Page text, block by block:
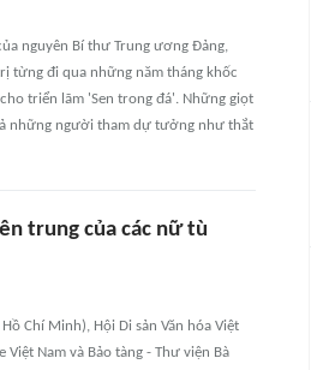
nguyên Bí thư Trung ương Đảng,
từng đi qua những năm tháng khốc
triển lãm 'Sen trong đá'. Những giọt
những người tham dự tưởng như thắt
trung của các nữ tù
Chí Minh), Hội Di sản Văn hóa Việt
Nam và Bảo tàng - Thư viện Bà